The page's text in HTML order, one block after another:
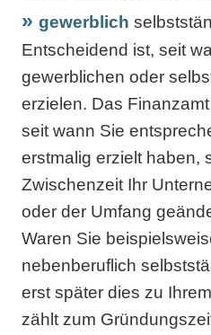
gewerblich
Entscheidend ist, seit
gewerblichen oder
erzielen. Das
seit wann Sie
erstmalig erzielt haben,
Zwischenzeit Ihr
oder der Umfang
Waren Sie
nebenberuflich
erst später dies zu
zählt zum